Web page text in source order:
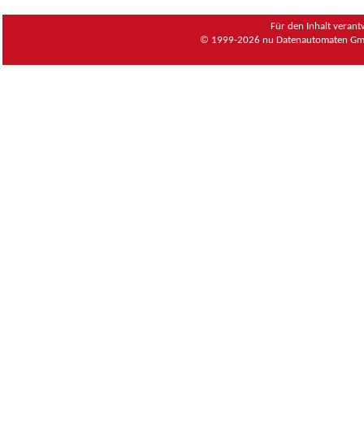
Für den Inhalt
© 1999-2026 nu Datenautomaten